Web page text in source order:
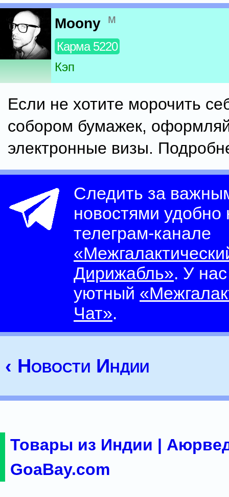
Moony м
Карма 5220
Кэп
Если не хотите морочить
собором бумажек,
электронные визы.
Следить за
новостями
телеграм-канале
Дирижабль». У
уютный
Чат».
‹ Новости Индии
Товары из Индии |
GoaBay.com